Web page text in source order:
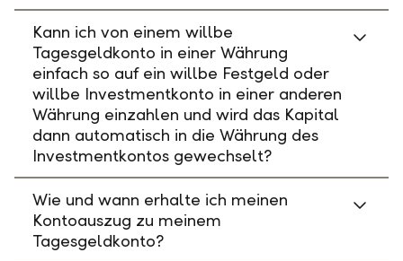
Kann ich von einem willbe
Tagesgeldkonto in einer Währung
einfach so auf ein willbe Festgeld oder
willbe Investmentkonto in einer anderen
Währung einzahlen und wird das Kapital
dann automatisch in die Währung des
Investmentkontos gewechselt?
Wie und wann erhalte ich meinen
Kontoauszug zu meinem
Tagesgeldkonto?